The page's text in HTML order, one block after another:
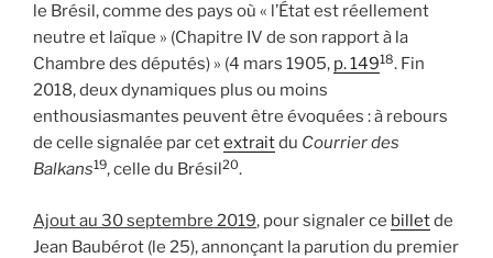
le Brésil, comme des pays où « l’État est réellement
neutre et laïque » (Chapitre IV de son rapport à la
Chambre des députés) » (4 mars 1905, p. 14918. Fin
2018, deux dynamiques plus ou moins
enthousiasmantes peuvent être évoquées : à rebours
de celle signalée par cetextraitdu Courrier des
Balkans19, celle du Brésil20.
Ajout au 30 septembre 2019, pour signaler ce billetde
Jean Baubérot (le 25), annonçant la parution du premier